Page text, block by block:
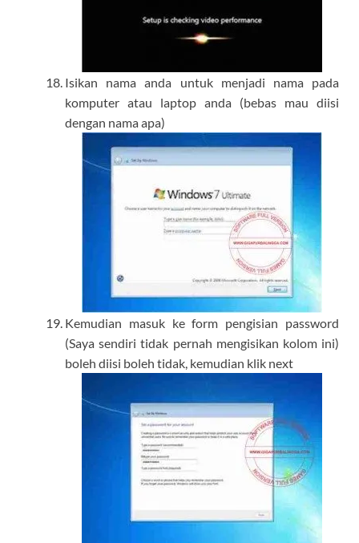
Isikan nama anda untuk menjadi nama pada
komputer atau laptop anda (bebas mau diisi
dengan nama apa)
Kemudian masuk ke form pengisian password
(Saya sendiri tidak pernah mengisikan kolom ini)
boleh diisi boleh tidak, kemudian klik next